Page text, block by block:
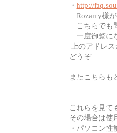
・ http://
Rozamy様
こちらでも
一度御覧に
上のアドレ
どうぞ
またこちら
これらを見て
その場合は使
・パソコン性